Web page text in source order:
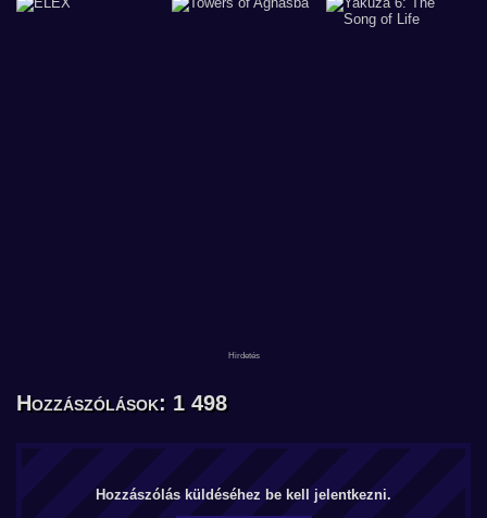
Hozzászólások: 1 498
Hozzászólás küldéséhez be kell jelentkezni.